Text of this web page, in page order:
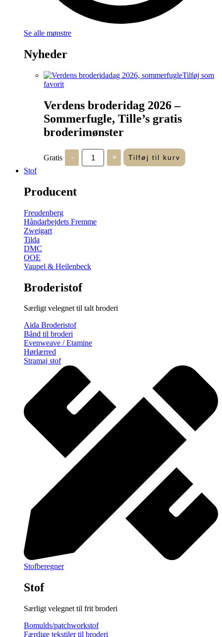
Se alle mønstre
Nyheder
Tilføj som
favorit
Verdens broderidag 2026 –
Sommerfugle, Tille’s gratis
broderimønster
Gratis -
Verdens
broderidag
2026
+ Tilføj til kurv
Stof
Producent
Freudenberg
Håndarbejdets Fremme
Zweigart
Tilda
DMC
OOE
Vaupel & Heilenbeck
Broderistof
Særligt velegnet til talt broderi
Aida Broderistof
Bånd til broderi
Evenweave / Etamine
Hørlærred
Stramaj stof
Stofberegner
Stof
Særligt velegnet til frit broderi
Bomulds/patchworkstof
Færdige tekstiler til broderi